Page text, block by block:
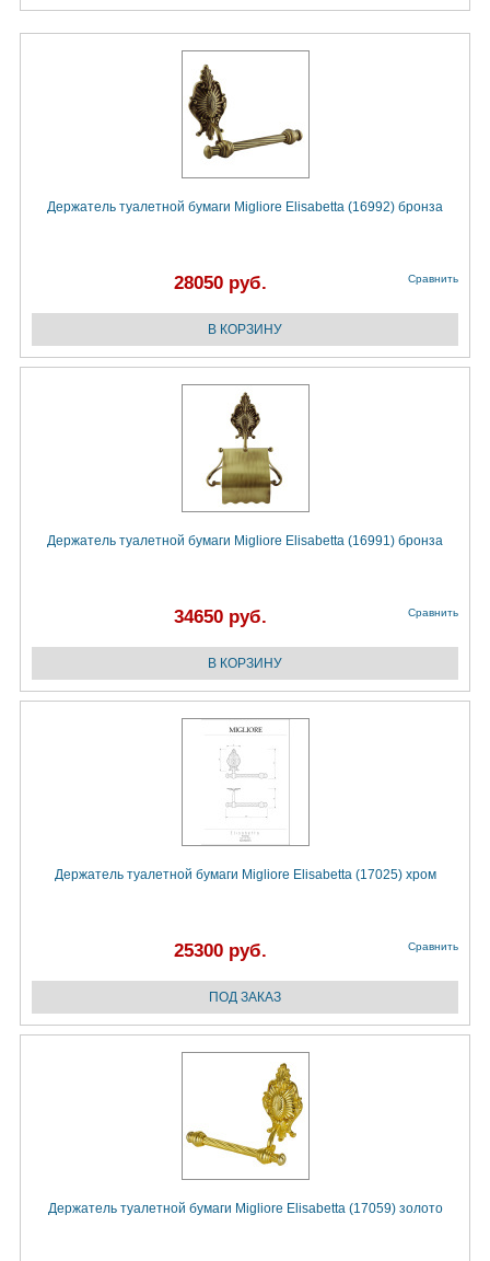
Держатель туалетной бумаги Migliore Elisabetta (16992) бронза
28050 руб. Сравнить
Держатель туалетной бумаги Migliore Elisabetta (16991) бронза
34650 руб. Сравнить
Держатель туалетной бумаги Migliore Elisabetta (17025) хром
25300 руб. Сравнить
Держатель туалетной бумаги Migliore Elisabetta (17059) золото